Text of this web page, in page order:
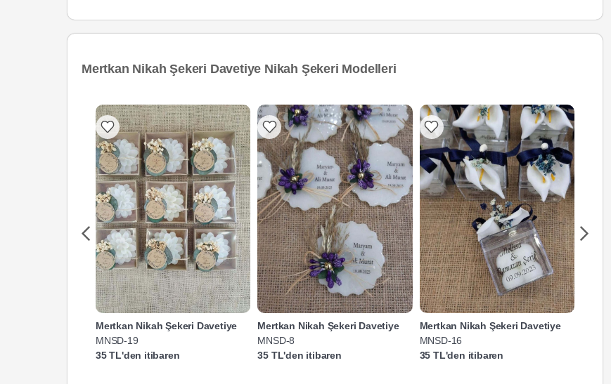
Mertkan Nikah Şekeri Davetiye Nikah Şekeri Modelleri
Mertkan Nikah Şekeri Davetiye
MNSD-19
35 TL'den itibaren
Mertkan Nikah Şekeri Davetiye
MNSD-8
35 TL'den itibaren
Mertkan Nikah Şekeri Davetiye
MNSD-16
35 TL'den itibaren